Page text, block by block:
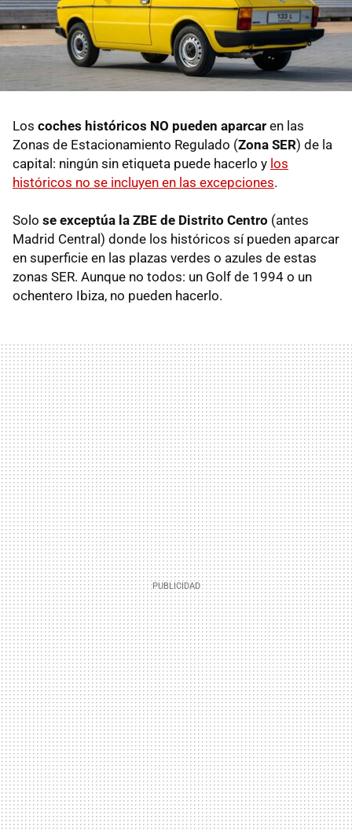
Los coches históricos NO pueden aparcar en las
Zonas de Estacionamiento Regulado (Zona SER) de la
capital: ningún sin etiqueta puede hacerlo y los
históricos no se incluyen en las excepciones.
Solo se exceptúa la ZBE de Distrito Centro (antes
Madrid Central) donde los históricos sí pueden aparcar
en superficie en las plazas verdes o azules de estas
zonas SER. Aunque no todos: un Golf de 1994 o un
ochentero Ibiza, no pueden hacerlo.